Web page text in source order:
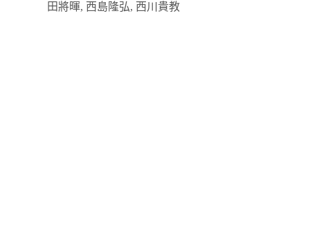
田將暉, 西島隆弘, 西川貴教